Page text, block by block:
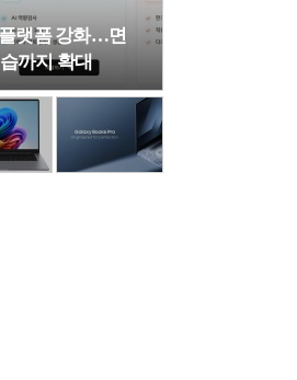
랫폼 강화…면
까지 확대